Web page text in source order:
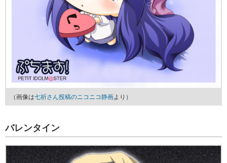
（画像は七祈さん投稿のニコニコ静画より）
バレンタイン